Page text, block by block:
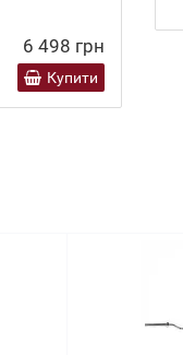
6 498 грн
Купити